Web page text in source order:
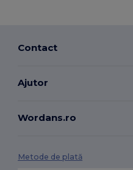
Contact
Ajutor
Wordans.ro
Metode de plată